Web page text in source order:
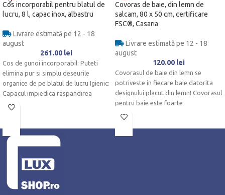
Cos incorporabil pentru blatul de
lucru, 8 l, capac inox, albastru
Livrare estimată pe 12 - 18
august
261.00 lei
Cos de gunoi incorporabil: Puteti
elimina pur si simplu deseurile
organice de pe blatul de lucru Igienic:
Capacul impiedica raspandirea
Covoras de baie, din lemn de
salcam, 80 x 50 cm, certificare
FSC®, Casaria
Livrare estimată pe 12 - 18
august
120.00 lei
Covorasul de baie din lemn se
potriveste in fiecare baie datorita
designului placut din lemn! Covorasul
pentru baie este foarte